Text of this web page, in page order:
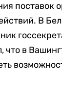
поставок
В
в